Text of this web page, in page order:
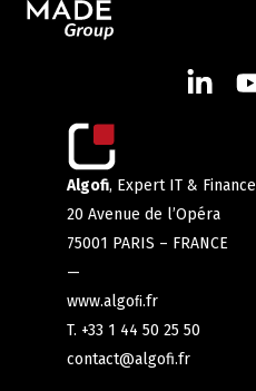
Algofi, Expert IT & Finance
20 Avenue de l’Opéra
75001 PARIS – FRANCE
—
www.algoﬁ.fr
T. +33 1 44 50 25 50
contact@algofi.fr